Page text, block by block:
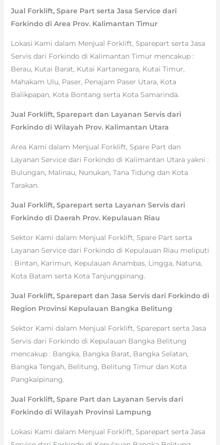
Jual Forklift, Spare Part serta Jasa Service dari
Forkindo di Area Prov. Kalimantan Timur
Lokasi Kami dalam Menjual Forklift, Sparepart serta Jasa
Servis dari Forkindo di Kalimantan Timur mencakup :
Berau, Kutai Barat, Kutai Kartanegara, Kutai Timur,
Mahakam Ulu, Paser, Penajam Paser Utara, Kota
Balikpapan, Kota Bontang serta Kota Samarinda.
Jual Forklift, Sparepart dan Layanan Servis dari
Forkindo di Wilayah Prov. Kalimantan Utara
Area Kami dalam Menjual Forklift, Spare Part dan
Layanan Service dari Forkindo di Kalimantan Utara yakni :
Bulungan, Malinau, Nunukan, Tana Tidung dan Kota
Tarakan.
Jual Forklift, Sparepart serta Layanan Servis dari
Forkindo di Daerah Prov. Kepulauan Riau
Sektor Kami dalam Menjual Forklift, Spare Part serta
Layanan Service dari Forkindo di Kepulauan Riau meliputi
: Bintan, Karimun, Kepulauan Anambas, Lingga, Natuna,
Kota Batam serta Kota Tanjungpinang.
Jual Forklift, Sparepart dan Jasa Servis dari Forkindo di
Region Provinsi Kepulauan Bangka Belitung
Sektor Kami dalam Menjual Forklift, Sparepart serta Jasa
Servis dari Forkindo di Kepulauan Bangka Belitung
mencakup : Bangka, Bangka Barat, Bangka Selatan,
Bangka Tengah, Belitung, Belitung Timur dan Kota
Pangkalpinang.
Jual Forklift, Spare Part dan Layanan Servis dari
Forkindo di Wilayah Provinsi Lampung
Lokasi Kami dalam Menjual Forklift, Sparepart serta Jasa